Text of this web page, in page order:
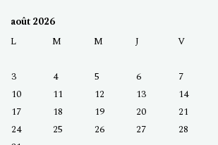
août 2026
L
M M J V
3
4 5 6 7
10
11 12 13 14
17
18 19 20 21
24
25 26 27 28